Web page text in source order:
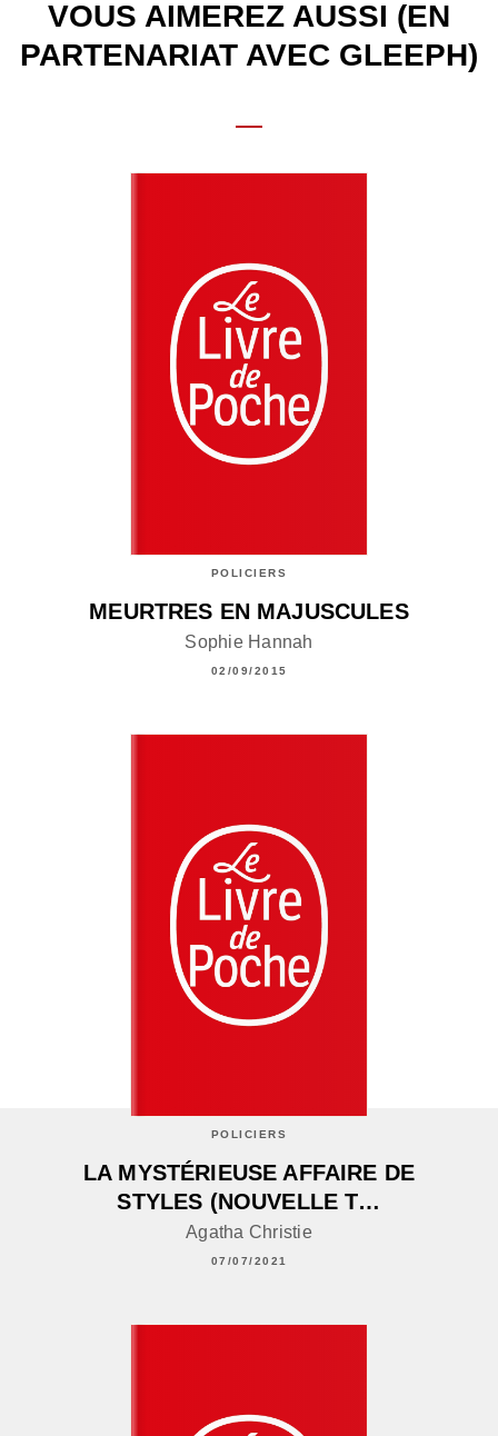
VOUS AIMEREZ AUSSI (EN
PARTENARIAT AVEC GLEEPH)
POLICIERS
MEURTRES EN MAJUSCULES
Sophie Hannah
02/09/2015
POLICIERS
LA MYSTÉRIEUSE AFFAIRE DE
STYLES (NOUVELLE T…
Agatha Christie
07/07/2021